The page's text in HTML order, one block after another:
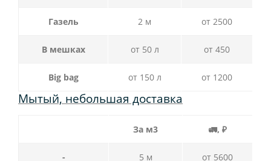
Газель 2 м от 2500
В мешках от 50 л от 450
Big bag от 150 л от 1200
Мытый, небольшая доставка
За м3 🚛, ₽
- 5 м от 5600